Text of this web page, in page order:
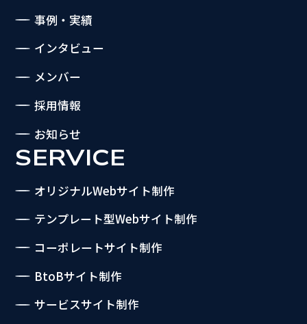
事例・実績
インタビュー
メンバー
採用情報
お知らせ
SERVICE
オリジナルWebサイト制作
テンプレート型Webサイト制作
コーポレートサイト制作
BtoBサイト制作
サービスサイト制作